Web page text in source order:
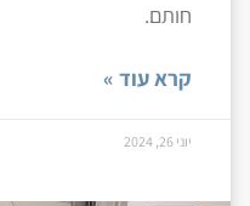
חותם.
קרא עוד »
יוני 26, 2024